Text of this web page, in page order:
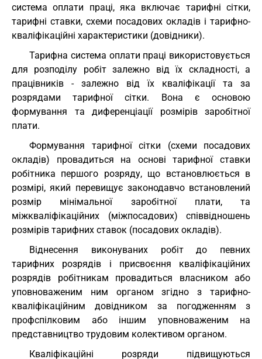
система оплати праці, яка включає тарифні сітки,
тарифні ставки, схеми посадових окладів і тарифно-
кваліфікаційні характеристики (довідники).
Тарифна система оплати праці використовується
для розподілу робіт залежно від їх складності, а
працівників - залежно від їх кваліфікації та за
розрядами тарифної сітки. Вона є основою
формування та диференціації розмірів заробітної
плати.
Формування тарифної сітки (схеми посадових
окладів) провадиться на основі тарифної ставки
робітника першого розряду, що встановлюється в
розмірі, який перевищує законодавчо встановлений
розмір мінімальної заробітної плати, та
міжкваліфікаційних (міжпосадових) співвідношень
розмірів тарифних ставок (посадових окладів).
Віднесення виконуваних робіт до певних
тарифних розрядів і присвоєння кваліфікаційних
розрядів робітникам провадиться власником або
уповноваженим ним органом згідно з тарифно-
кваліфікаційним довідником за погодженням з
профспілковим або іншим уповноваженим на
представництво трудовим колективом органом.
Кваліфікаційні розряди підвищуються